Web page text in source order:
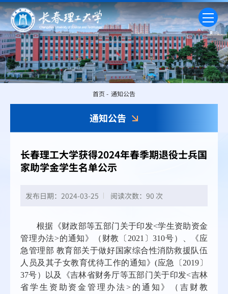
通知公告
首页 - 通知公告
长春理工大学获得2024年春季期退役士兵国
家助学金学生名单公示
发布日期：2024-03-25 阅读次数： 90 次
根据《财政部等五部门关于印发<学生资助资金
管理办法>的通知》（财教〔2021〕310号）、《应
急管理部 教育部关于做好国家综合性消防救援队伍
人员及其子女教育优待工作的通知》(应急〔2019〕
37号）以及《吉林省财务厅等五部门关于印发<吉林
省学生资助资金管理办法>的通知》（吉财教